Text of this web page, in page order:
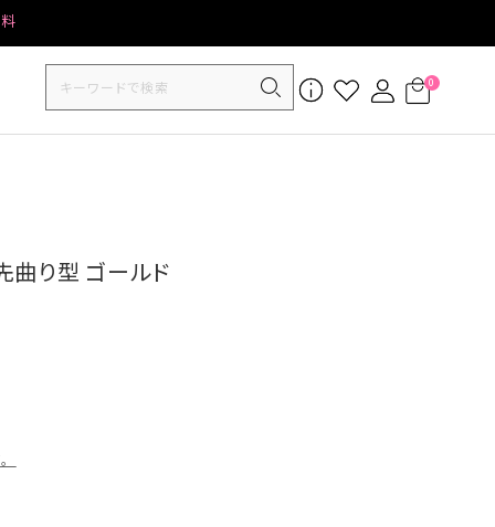
0
曲り型 ゴールド